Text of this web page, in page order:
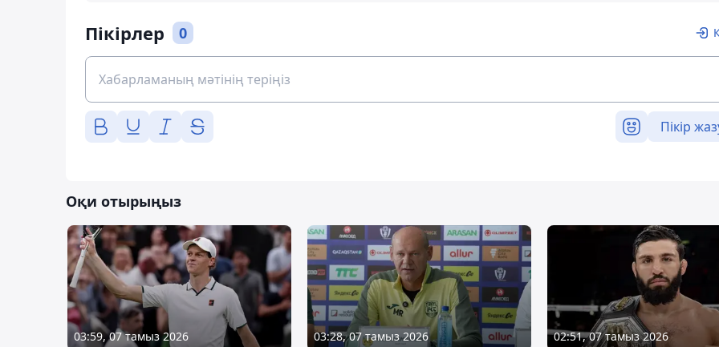
Пікірлер 0
Пікір
Оқи отырыңыз
03:59, 07 тамыз 2026 03:28, 07 тамыз 2026 02:51, 07 тамыз 2026